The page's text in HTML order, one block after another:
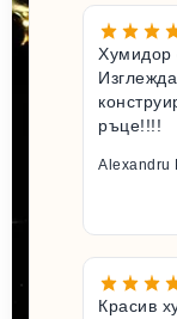
Хумидор
ръце!!!!
Alexandru
Красив